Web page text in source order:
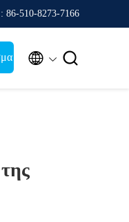
86-510-8273-7166
 